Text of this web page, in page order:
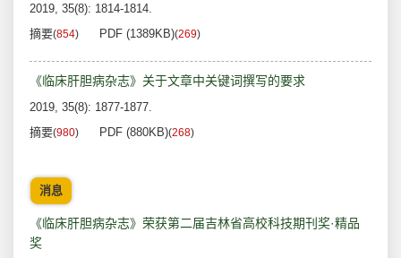
2019, 35(8): 1814-1814.
摘要(854) PDF (1389KB)(269)
《临床肝胆病杂志》关于文章中关键词撰写的要求
2019, 35(8): 1877-1877.
摘要(980) PDF (880KB)(268)
消息
《临床肝胆病杂志》荣获第二届吉林省高校科技期刊奖·精品
奖